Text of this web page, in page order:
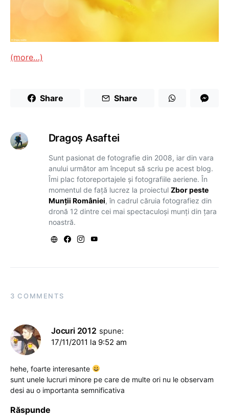
(more…)
Share Share
Dragoş Asaftei
Sunt pasionat de fotografie din 2008, iar din vara
anului următor am început să scriu pe acest blog.
Îmi plac fotoreportajele și fotografiile aeriene. În
momentul de față lucrez la proiectul Zbor peste
Munții României, în cadrul căruia fotografiez din
dronă 12 dintre cei mai spectaculoși munți din țara
noastră.
3 COMMENTS
Jocuri 2012 spune:
17/11/2011 la 9:52 am
hehe, foarte interesante
sunt unele lucruri minore pe care de multe ori nu le observam
desi au o importanta semnificativa
Răspunde